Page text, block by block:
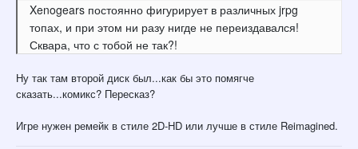
Xenogears постоянно фигурирует в различных jrpg
топах, и при этом ни разу нигде не переиздавался!
Сквара, что с тобой не так?!
Ну так там второй диск был...как бы это помягче
сказать...комикс? Пересказ?
Игре нужен ремейк в стиле 2D-HD или лучше в стиле Reimagined.